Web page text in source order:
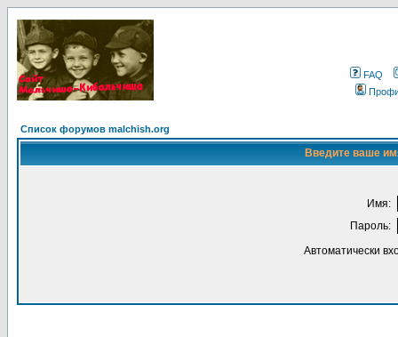
FAQ
Список форумов malchish.org
Введите ваше
Имя:
Пароль:
Автоматически